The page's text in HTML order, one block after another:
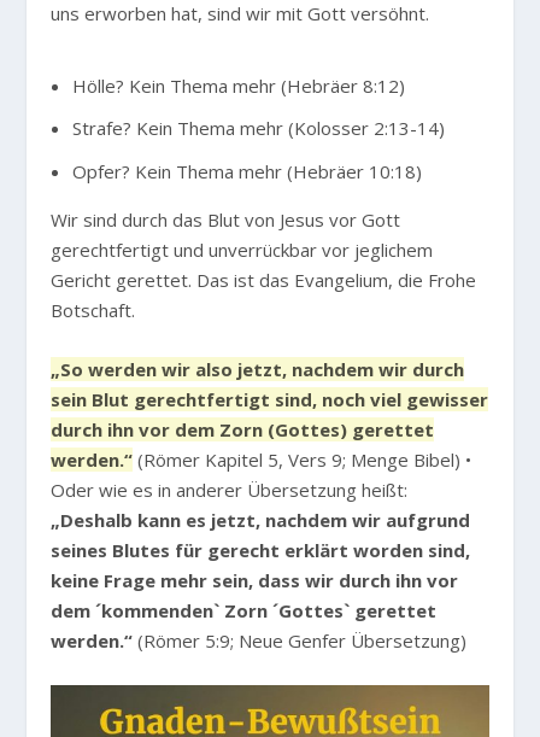
uns erworben hat, sind wir mit Gott versöhnt.
Hölle? Kein Thema mehr (Hebräer 8:12)
Strafe? Kein Thema mehr (Kolosser 2:13-14)
Opfer? Kein Thema mehr (Hebräer 10:18)
Wir sind durch das Blut von Jesus vor Gott
gerechtfertigt und unverrückbar vor jeglichem
Gericht gerettet. Das ist das Evangelium, die Frohe
Botschaft.
„So werden wir also jetzt, nachdem wir durch
sein Blut gerechtfertigt sind, noch viel gewisser
durch ihn vor dem Zorn (Gottes) gerettet
werden.“ (Römer Kapitel 5, Vers 9; Menge Bibel) •
Oder wie es in anderer Übersetzung heißt:
„Deshalb kann es jetzt, nachdem wir aufgrund
seines Blutes für gerecht erklärt worden sind,
keine Frage mehr sein, dass wir durch ihn vor
dem ´kommenden` Zorn ´Gottes` gerettet
werden.“ (Römer 5:9; Neue Genfer Übersetzung)